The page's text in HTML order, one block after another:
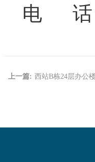
电
上一篇: 西站B栋24层办公